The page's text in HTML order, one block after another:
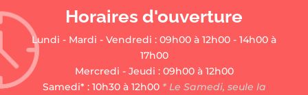
Horaires d'ouverture
Lundi - Mardi - Vendredi : 09h00 à 12h00 - 14h00 à
17h00
Mercredi - Jeudi : 09h00 à 12h00
Samedi* : 10h30 à 12h00* Le Samedi, seule la